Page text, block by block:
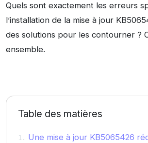
Quels sont exactement les erreurs
l’installation de la mise à jour
des solutions pour les contourner ?
ensemble.
Table des matières
Une mise à jour KB5065426